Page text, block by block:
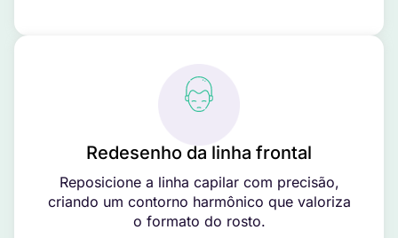
Redesenho da linha frontal
Reposicione a linha capilar com precisão,
criando um contorno harmônico que valoriza
o formato do rosto.